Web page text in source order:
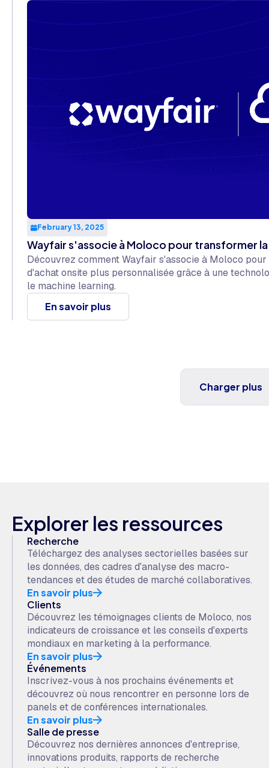
February 13, 2025
Wayfair s'associe à Moloco pour transformer
Découvrez comment Wayfair s'associe à Moloco
d'achat onsite plus personnalisée grâce à une
le machine learning.
En savoir plus
Charger plus
Explorer les ressources
Recherche
Téléchargez des analyses sectorielles basées sur
les données, des cadres d'analyse des macro-
tendances et des études de marché collaboratives.
En savoir plus
Clients
Découvrez les témoignages clients de Moloco, nos
indicateurs de croissance et les conseils d'experts
mondiaux en marketing à la performance.
En savoir plus
Événements
Inscrivez-vous à nos prochains événements et
découvrez où nous rencontrer en personne lors de
panels et de conférences internationales.
En savoir plus
Salle de presse
Découvrez nos dernières annonces d'entreprise,
innovations produits, rapports de recherche